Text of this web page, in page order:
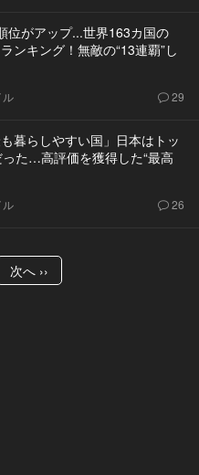
位がアップ...世界163カ国の
ランキング！無敵の“13連覇”し
ル 29
も暮らしやすい国」日本はトッ
た…高評価を獲得した“最高
ル 26
次へ ››